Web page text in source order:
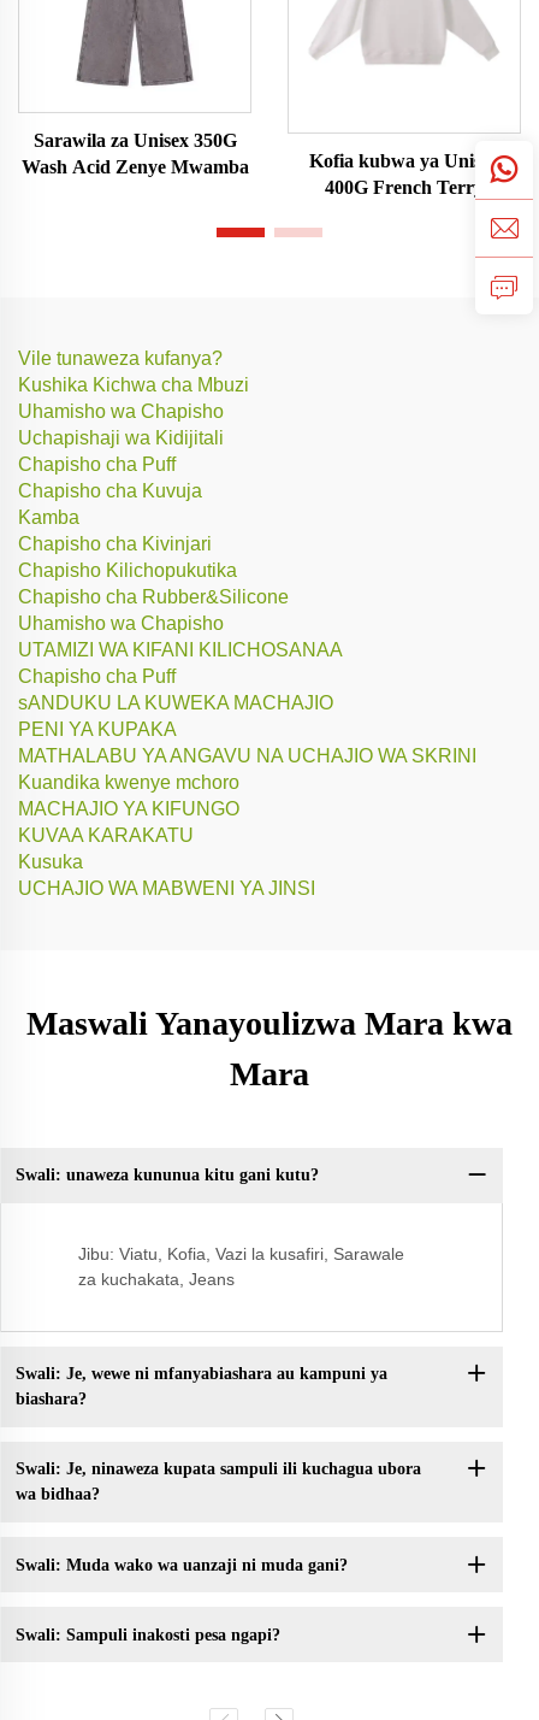
Sarawila za Unisex 350G
Wash Acid Zenye Mwamba
Kofia kubwa ya Unisex
400G French Terry
Vile tunaweza kufanya?
Kushika Kichwa cha Mbuzi
Uhamisho wa Chapisho
Uchapishaji wa Kidijitali
Chapisho cha Puff
Chapisho cha Kuvuja
Kamba
Chapisho cha Kivinjari
Chapisho Kilichopukutika
Chapisho cha Rubber&Silicone
Uhamisho wa Chapisho
UTAMIZI WA KIFANI KILICHOSANAA
Chapisho cha Puff
sANDUKU LA KUWEKA MACHAJIO
PENI YA KUPAKA
MATHALABU YA ANGAVU NA UCHAJIO WA SKRINI
Kuandika kwenye mchoro
MACHAJIO YA KIFUNGO
KUVAA KARAKATU
Kusuka
UCHAJIO WA MABWENI YA JINSI
Maswali Yanayoulizwa Mara kwa
Mara
Swali: unaweza kununua kitu gani kutu?
Jibu: Viatu, Kofia, Vazi la kusafiri, Sarawale
za kuchakata, Jeans
Swali: Je, wewe ni mfanyabiashara au kampuni ya
biashara?
Swali: Je, ninaweza kupata sampuli ili kuchagua ubora
wa bidhaa?
Swali: Muda wako wa uanzaji ni muda gani?
Swali: Sampuli inakosti pesa ngapi?